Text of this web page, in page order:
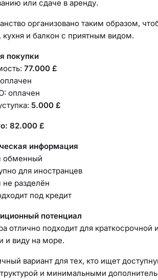
или сдаче в аренду.
организовано таким образом,
кухня и балкон с приятным видом.
покупки
77.000 £
оплачен
5.000 £
82.000 £
информация
обменный
для иностранцев
не разделён
под кредит
потенциал
отлично подходит для
и виду на море.
вариант для тех, кто ищет
и минимальными